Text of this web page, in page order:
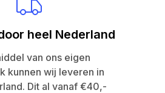
heel Nederland
van ons eigen
kunnen wij leveren in
Dit al vanaf €40,-